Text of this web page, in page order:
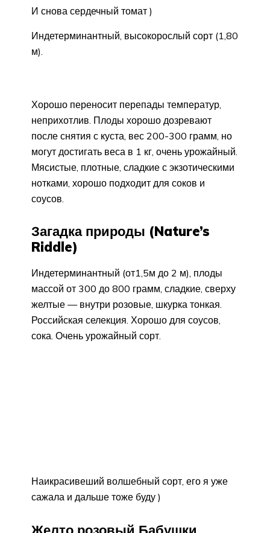
И снова сердечный томат )
Индетерминантный, высокорослый сорт (1,80
м).
Хорошо переносит перепады температур,
неприхотлив. Плоды хорошо дозревают
после снятия с куста, вес 200-300 грамм, но
могут достигать веса в 1 кг, очень урожайный.
Мясистые, плотные, сладкие с экзотическими
нотками, хорошо подходит для соков и
соусов.
Загадка природы (Nature’s
Riddle)
Индетерминантный (от1,5м до 2 м), плоды
массой от 300 до 800 грамм, сладкие, сверху
желтые — внутри розовые, шкурка тонкая.
Российская селекция. Хорошо для соусов,
сока. Очень урожайный сорт.
Наикрасивеший волшебный сорт, его я уже
сажала и дальше тоже буду )